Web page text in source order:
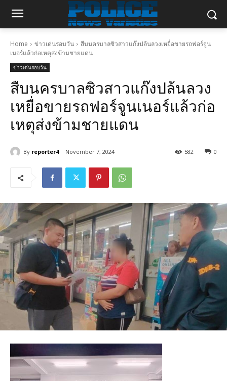
Home ข่าวเด่นรอบวัน
สืบนครบาลซิวสาวแก๊งปล้นลวงเหยื่อขายรถฟอร์จูน
เนอร์แล้วก่อเหตุส่งข้ามชายแดน
ข่าวเด่นรอบวัน
สืบนครบาลซิวสาวแก๊งปล้นลวง
เหยื่อขายรถฟอร์จูนเนอร์แล้วก่อ
เหตุส่งข้ามชายแดน
By reporter4 November 7, 2024 0
582